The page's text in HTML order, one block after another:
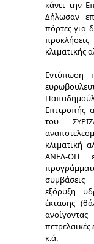
κάνει την
Δήλωσαν
πόρτες για
κλιματικής
Εντύπωση
Επιτροπής
του
κλιματική
ΑΝΕΛ-ΟΠ
εξόρυξη
έκτασης
κ.ά.